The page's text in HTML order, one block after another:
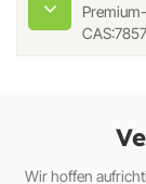
Wir hoffen